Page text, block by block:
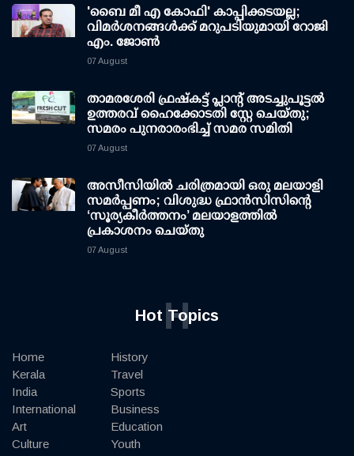
'ബൈ മീ എ കോഫി' കാപ്പിക്കടയല്ല;
വിമര്‍ശനങ്ങള്‍ക്ക് മറുപടിയുമായി റോജി
എം. ജോണ്‍
07 August
താമരശേരി ഫ്രഷ്കട്ട് പ്ലാന്റ് അടച്ചുപൂട്ടൽ
ഉത്തരവ് ഹൈക്കോടതി സ്റ്റേ ചെയ്തു;
സമരം പുനരാരംഭിച്ച് സമര സമിതി
07 August
അസീസിയിൽ ചരിത്രമായി ഒരു മലയാളി
സമർപ്പണം; വിശുദ്ധ ഫ്രാൻസിസിന്റെ
‘സൂര്യകീർത്തനം’ മലയാളത്തിൽ
പ്രകാശനം ചെയ്തു
07 August
Hot Topics
H
Home
Kerala
India
International
Art
Culture
History
Travel
Sports
Business
Education
Youth